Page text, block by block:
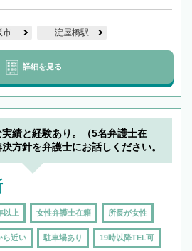
市 淀屋橋駅
詳細を見る
実績と経験あり。（5名弁護士在
方針を弁護士にお話しください。
以上 女性弁護士在籍 所長が女性
ら近い 駐車場あり 19時以降TEL可